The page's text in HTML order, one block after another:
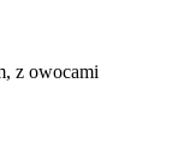
z owocami